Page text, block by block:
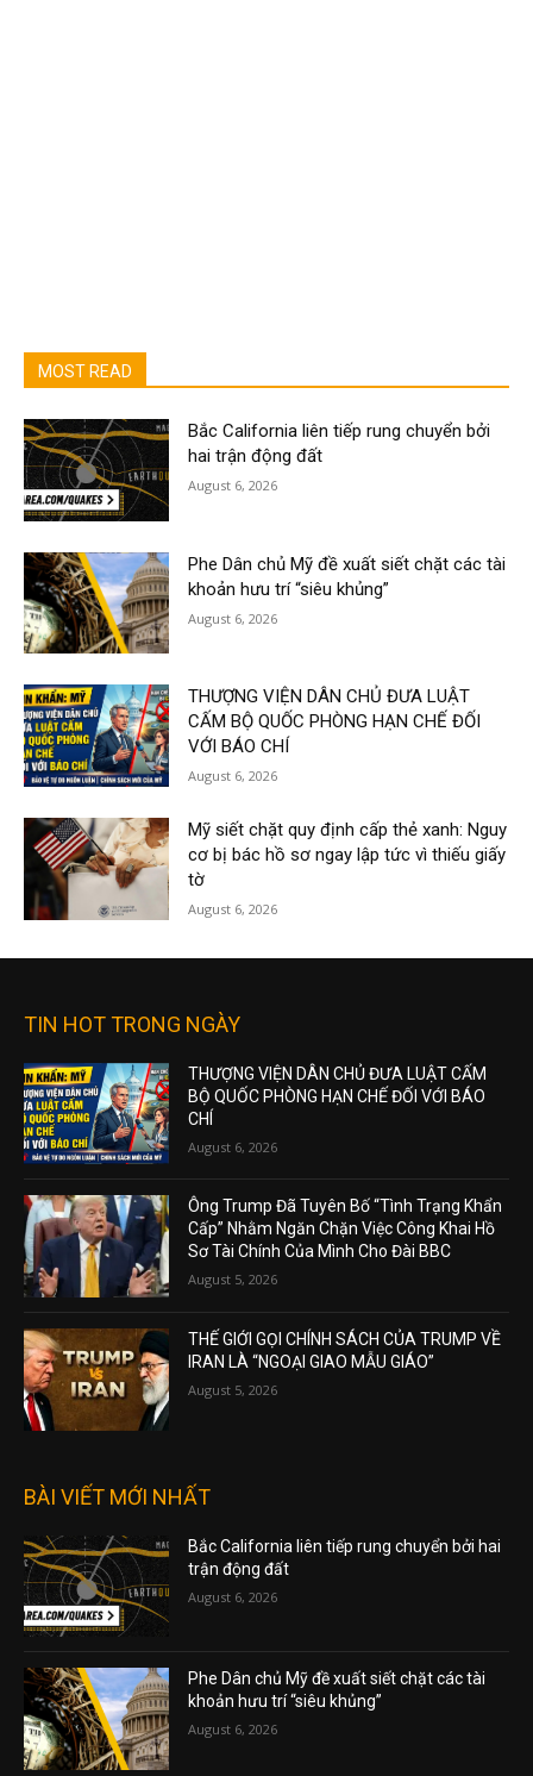
MOST READ
Bắc California liên tiếp rung chuyển bởi
hai trận động đất
August 6, 2026
Phe Dân chủ Mỹ đề xuất siết chặt các tài
khoản hưu trí “siêu khủng”
August 6, 2026
THƯỢNG VIỆN DÂN CHỦ ĐƯA LUẬT
CẤM BỘ QUỐC PHÒNG HẠN CHẾ ĐỐI
VỚI BÁO CHÍ
August 6, 2026
Mỹ siết chặt quy định cấp thẻ xanh: Nguy
cơ bị bác hồ sơ ngay lập tức vì thiếu giấy
tờ
August 6, 2026
TIN HOT TRONG NGÀY
THƯỢNG VIỆN DÂN CHỦ ĐƯA LUẬT CẤM
BỘ QUỐC PHÒNG HẠN CHẾ ĐỐI VỚI BÁO
CHÍ
August 6, 2026
Ông Trump Đã Tuyên Bố “Tình Trạng Khẩn
Cấp” Nhằm Ngăn Chặn Việc Công Khai Hồ
Sơ Tài Chính Của Mình Cho Đài BBC
August 5, 2026
THẾ GIỚI GỌI CHÍNH SÁCH CỦA TRUMP VỀ
IRAN LÀ “NGOẠI GIAO MẪU GIÁO”
August 5, 2026
BÀI VIẾT MỚI NHẤT
Bắc California liên tiếp rung chuyển bởi hai
trận động đất
August 6, 2026
Phe Dân chủ Mỹ đề xuất siết chặt các tài
khoản hưu trí “siêu khủng”
August 6, 2026